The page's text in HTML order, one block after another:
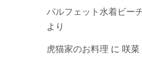
パルフェット水着ビー
より
虎猫家のお料理 に 咲菜